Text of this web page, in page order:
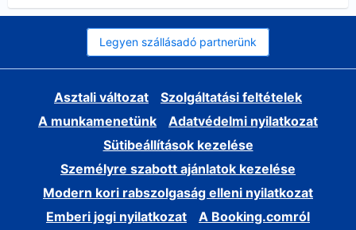
Legyen szállásadó partnerünk
Asztali változat
Szolgáltatási feltételek
A munkamenetünk
Adatvédelmi nyilatkozat
Sütibeállítások kezelése
Személyre szabott ajánlatok kezelése
Modern kori rabszolgaság elleni nyilatkozat
Emberi jogi nyilatkozat
A Booking.comról